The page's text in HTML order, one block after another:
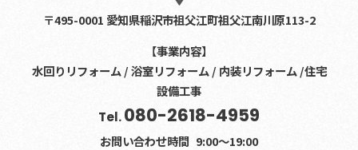
〒495-0001 愛知県稲沢市祖父江町祖父江南川原113-2
【事業内容】
水回りリフォーム / 浴室リフォーム / 内装リフォーム /住宅
設備工事
Tel. 080-2618-4959
お問い合わせ時間 9:00〜19:00